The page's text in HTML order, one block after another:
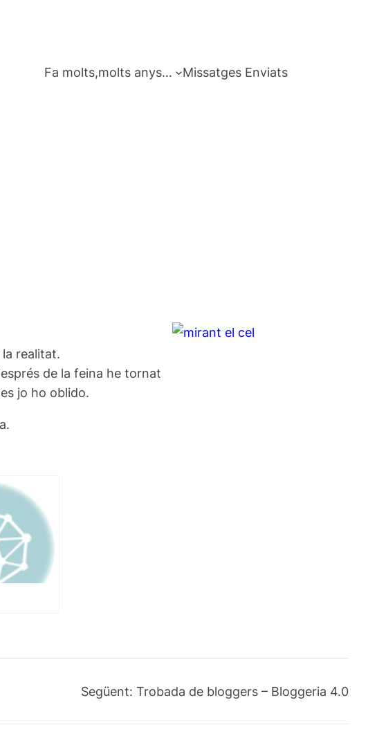
Fa molts,molts anys… Missatges Enviats
realitat.
de la feina he tornat
jo ho oblido.
Següent: Trobada de bloggers – Bloggeria 4.0